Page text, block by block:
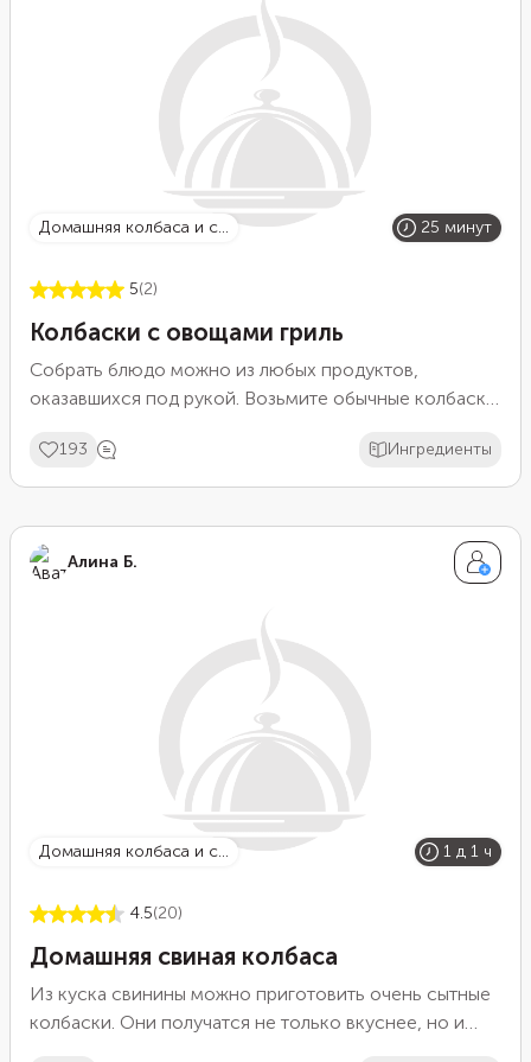
домашняя колбаса и с... 25 минут
5(2)
Колбаски с овощами гриль
Собрать блюдо можно из любых продуктов,
оказавшихся под рукой. Возьмите обычные колбаски
пожарьте в течение 15 минут. Можно взять и
обычную сковороду. Из овощей мы выбрали цукини,
морковь, баклажан или брокколи. Подайте блюдо с
пикантным белым соусом на основе майонеза.
193 Ингредиенты
Алина Б.
домашняя колбаса и с... 1 д 1 ч
4.5(20)
Домашняя свиная колбаса
Из куска свинины можно приготовить очень сытные
колбаски. Они получатся не только вкуснее, но и